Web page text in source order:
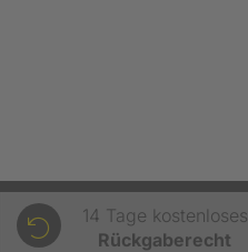
14 Tage kostenloses
Rückgaberecht